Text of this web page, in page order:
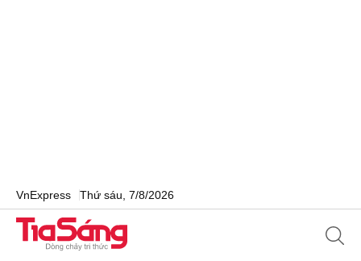
VnExpress Thứ sáu, 7/8/2026